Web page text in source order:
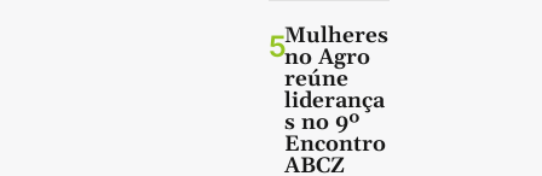
5Mulheres
no Agro
reúne
liderança
s no 9º
Encontro
ABCZ